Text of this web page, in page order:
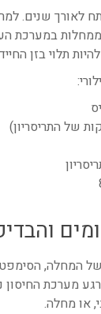
לאורך שנים.
במערכת
תלוי בזן
של התריסריון)
המחלה,
מערכת
או מחלה.